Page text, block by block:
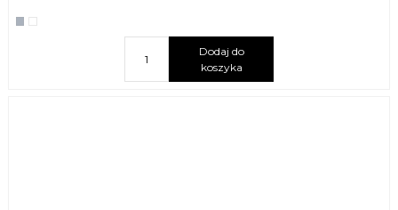
Dodaj do
koszyka